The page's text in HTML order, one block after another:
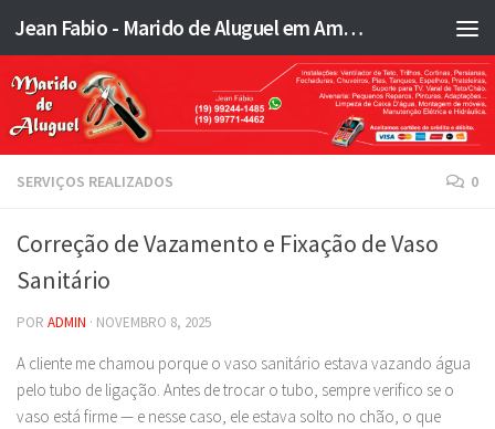
Skip to content Jean Fabio - Marido de Aluguel em Americana SP e região - JFMA
SERVIÇOS REALIZADOS 0
Correção de Vazamento e Fixação de Vaso
Sanitário
POR ADMIN · NOVEMBRO 8, 2025
A cliente me chamou porque o vaso sanitário estava vazando água
pelo tubo de ligação. Antes de trocar o tubo, sempre verifico se o
vaso está firme — e nesse caso, ele estava solto no chão, o que